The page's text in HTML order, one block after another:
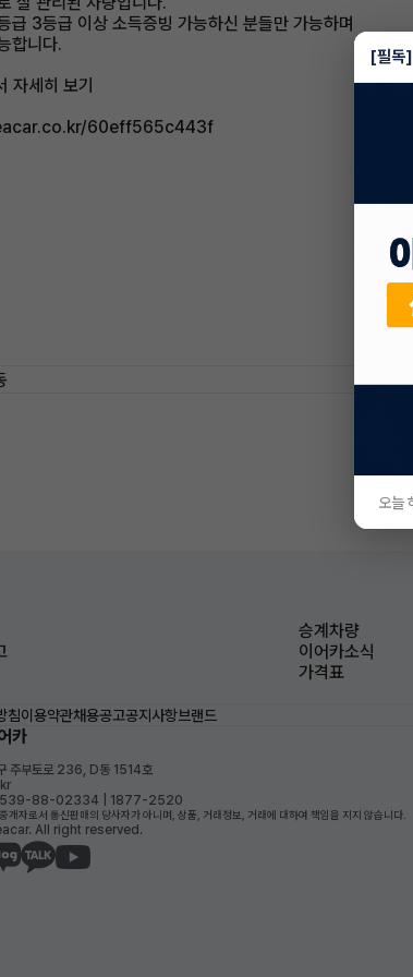
급 3등급 이상 소득증빙 가능하신 분들만 가능하며
합니다.
자세히 보기
60eff565c443f
승계차량
이어카소식
가격표
침이용약관채용공고공지사항브랜드
카
주부토로 236, D동 1514호
539-88-02334 | 1877-2520
개자로서 통신판매의 당사자가 아니며, 상품, 거래정보, 거래에 대하여 책임을 지지 않습니다.
All right reserved.
[필독]
오늘